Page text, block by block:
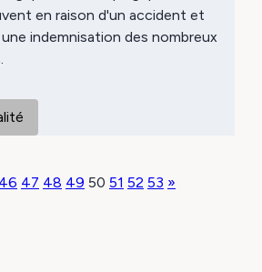
en raison d'un accident et
indemnisation des nombreux
46 47 48 49 50 51 52 53 »